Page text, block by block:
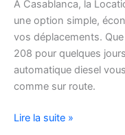
À Casablanca, la
une option simple,
vos déplacements.
208 pour quelques
automatique diesel
comme sur route.
Location
Lire la suite »